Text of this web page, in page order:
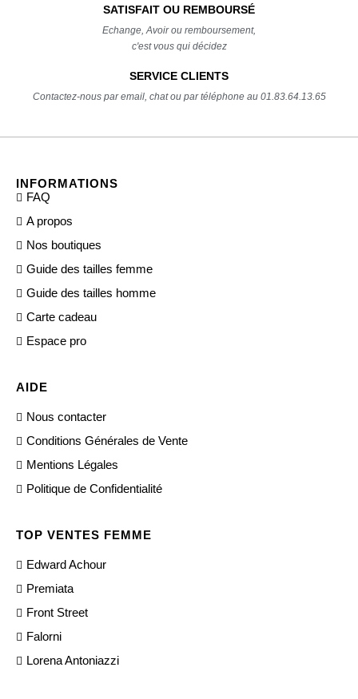
SATISFAIT OU REMBOURSÉ
Echange, Avoir ou remboursement,
c'est vous qui décidez
SERVICE CLIENTS
Contactez-nous par email, chat ou par téléphone au 01.83.64.13.65
INFORMATIONS
FAQ
A propos
Nos boutiques
Guide des tailles femme
Guide des tailles homme
Carte cadeau
Espace pro
AIDE
Nous contacter
Conditions Générales de Vente
Mentions Légales
Politique de Confidentialité
TOP VENTES FEMME
Edward Achour
Premiata
Front Street
Falorni
Lorena Antoniazzi